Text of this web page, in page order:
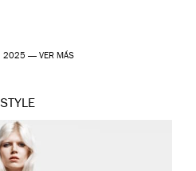
2025 — VER MÁS
STYLE